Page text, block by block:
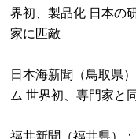
界初、製品化 日本の
家に匹敵
日本海新聞（鳥取県
ム 世界初、専門家と
福井新聞（福井県）